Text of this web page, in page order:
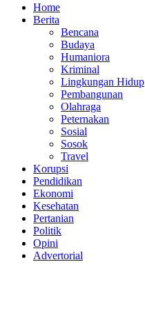
Home
Berita
Bencana
Budaya
Humaniora
Kriminal
Lingkungan Hidup
Pembangunan
Olahraga
Peternakan
Sosial
Sosok
Travel
Korupsi
Pendidikan
Ekonomi
Kesehatan
Pertanian
Politik
Opini
Advertorial